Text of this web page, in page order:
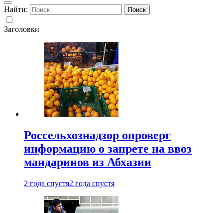
Найти:
Заголовки
Россельхознадзор опроверг
информацию о запрете на ввоз
мандаринов из Абхазии
2 года спустя2 года спустя